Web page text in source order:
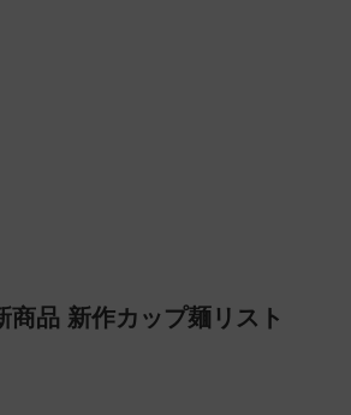
商品 新作カップ麺リスト